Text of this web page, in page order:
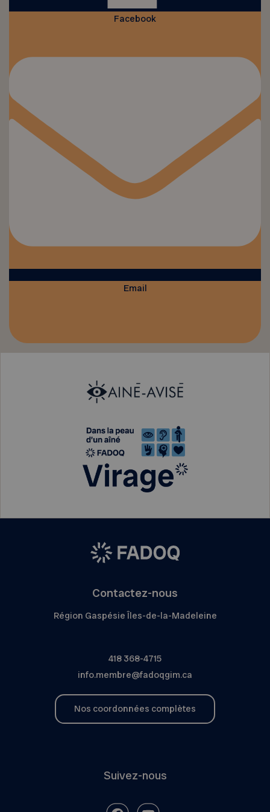
Facebook
Email
Contactez-nous
Région Gaspésie Îles-de-la-Madeleine
418 368-4715
info.membre@fadoqgim.ca
Nos coordonnées complètes
Suivez-nous